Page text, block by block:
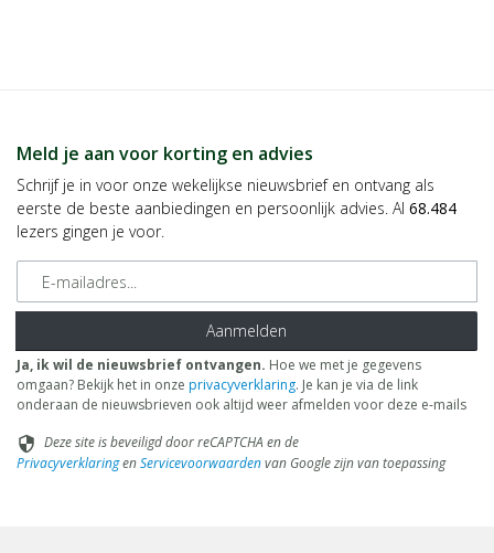
Meld je aan voor korting en advies
Schrijf je in voor onze wekelijkse nieuwsbrief en ontvang als
eerste de beste aanbiedingen en persoonlijk advies. Al 68.484
lezers gingen je voor.
E-mailadres
Aanmelden
Ja, ik wil de nieuwsbrief ontvangen. Hoe we met je gegevens
omgaan? Bekijk het in onze privacyverklaring. Je kan je via de link
onderaan de nieuwsbrieven ook altijd weer afmelden voor deze e-mails
security Deze site is beveiligd door reCAPTCHA en de
PrivacyverklaringenServicevoorwaardenvan Google zijn van toepassing